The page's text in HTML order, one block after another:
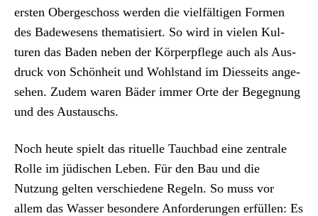
ersten Obergeschoss wer­den die vielfälti­gen For­men
des Badewe­sens the­ma­tisiert. So wird in vie­len Kul­
turen das Baden neben der Kör­perpflege auch als Aus­
druck von Schön­heit und Wohl­stand im Dies­seits ange­
se­hen. Zudem waren Bäder immer Orte der Begeg­nung
und des Aus­tauschs.
Noch heute spielt das rit­uelle Tauch­bad eine zen­trale
Rolle im jüdis­chen Leben. Für den Bau und die
Nutzung gel­ten ver­schiedene Regeln. So muss vor
allem das Wass­er beson­dere Anforderun­gen erfüllen: Es